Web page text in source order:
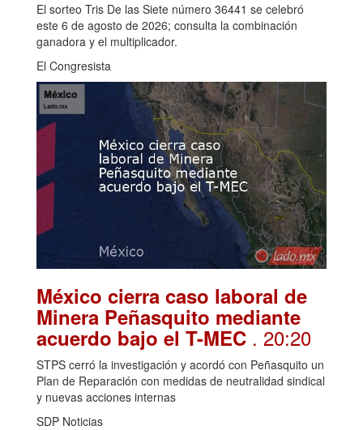
El sorteo Tris De las Siete número 36441 se celebró
este 6 de agosto de 2026; consulta la combinación
ganadora y el multiplicador.
El Congresista
México cierra caso laboral de
Minera Peñasquito mediante
acuerdo bajo el T-MEC . 20:20
STPS cerró la investigación y acordó con Peñasquito un
Plan de Reparación con medidas de neutralidad sindical
y nuevas acciones internas
SDP Noticias